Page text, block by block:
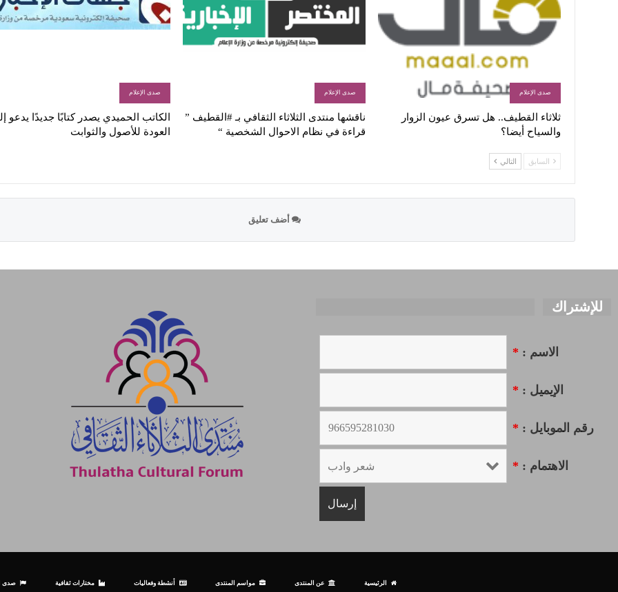
صدى الإعلام
ثلاثاء القطيف.. هل تسرق عيون الزوار
والسياح أيضا؟
صدى الإعلام
ناقشها منتدى الثلاثاء الثقافي بـ #القطيف ”
قراءة في نظام الاحوال الشخصية “
صدى الإعلام
الكاتب الحميدي يصدر كتابًا جديدًا يدعو
العودة للأصول والثوابت
السابق التالي
أضف تعليق
للإشتراك
الاسم : *
الإيميل : *
رقم الموبايل : *
الاهتمام : *
الرئيسية عن المنتدى مواسم المنتدى أنشطة وفعاليات مختارات ثقافية صدى